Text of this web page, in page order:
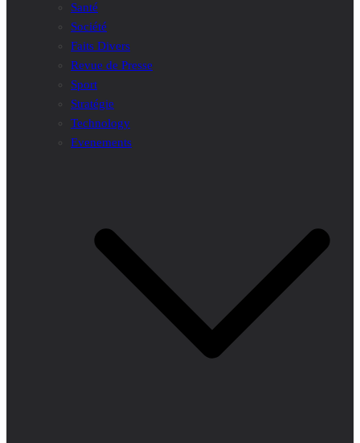
Santé
Société
Faits Divers
Revue de Presse
Sport
Stratégie
Technology
Evenements